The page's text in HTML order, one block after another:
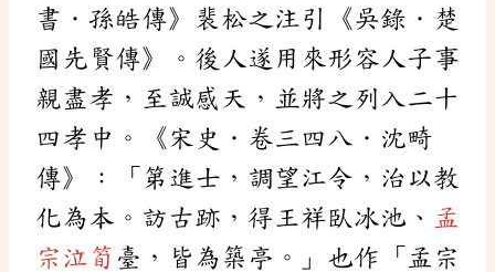
書．孫皓傳》裴松之注引《吳錄．楚
國先賢傳》。後人遂用來形容人子事
親盡孝，至誠感天，並將之列入二十
四孝中。《宋史．卷三四八．沈畸
傳》：「第進士，調望江令，治以教
化為本。訪古跡，得王祥臥冰池、 孟
宗泣筍 臺，皆為築亭。」也作「孟宗